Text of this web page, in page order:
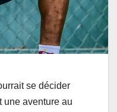
se décider
une aventure au